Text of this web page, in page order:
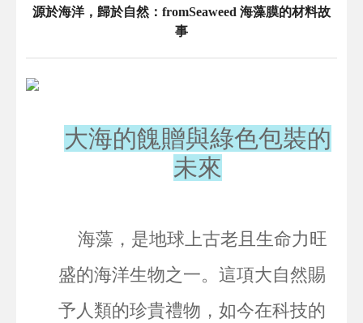
源於海洋，歸於自然：fromSeaweed 海藻膜的材料故
事
大海的餽贈與綠色包裝的
未來
海藻，是地球上古老且生命力旺
盛的海洋生物之一。這項大自然賜
予人類的珍貴禮物，如今在科技的